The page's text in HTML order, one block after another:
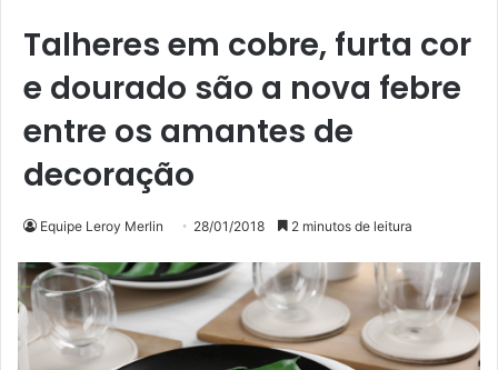
Talheres em cobre, furta cor
e dourado são a nova febre
entre os amantes de
decoração
Equipe Leroy Merlin 28/01/2018 2 minutos de leitura